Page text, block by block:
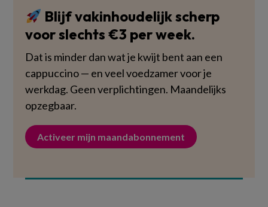
Blijf vakinhoudelijk scherp
voor slechts €3 per week.
Dat is minder dan wat je kwijt bent aan een
cappuccino — en veel voedzamer voor je
werkdag. Geen verplichtingen. Maandelijks
opzegbaar.
Activeer mijn maandabonnement